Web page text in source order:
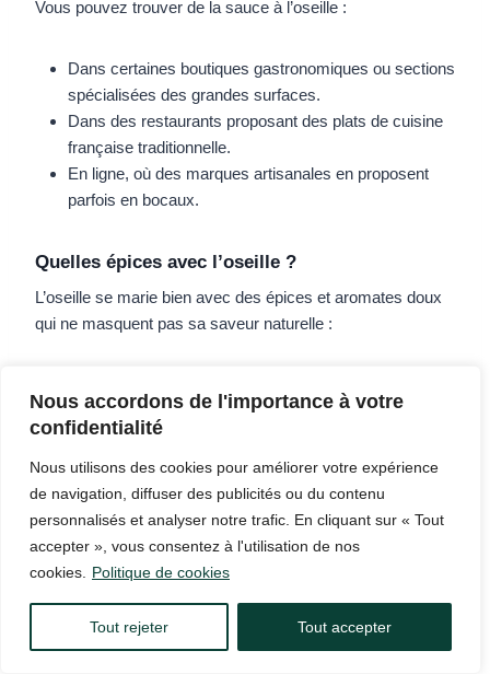
Nous accordons de l'importance à votre
confidentialité
Nous utilisons des cookies pour améliorer votre expérience
de navigation, diffuser des publicités ou du contenu
personnalisés et analyser notre trafic. En cliquant sur « Tout
accepter », vous consentez à l'utilisation de nos
cookies.
Politique de cookies
Tout rejeter Tout accepter
Vous pouvez trouver de la sauce à l’oseille :
Dans certaines boutiques gastronomiques ou sections
spécialisées des grandes surfaces.
Dans des restaurants proposant des plats de cuisine
française traditionnelle.
En ligne, où des marques artisanales en proposent
parfois en bocaux.
Quelles épices avec l’oseille ?
L’oseille se marie bien avec des épices et aromates doux
qui ne masquent pas sa saveur naturelle :
Pour une note subtile de chaleur, optez pour le piment
d’Espelette.
Pour des saveurs complémentaires, on peut ajouter
de l’estragon, de la ciboulette ou du persil.